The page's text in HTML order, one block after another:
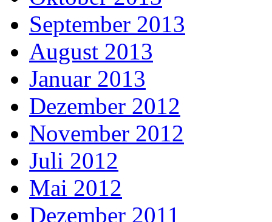
September 2013
August 2013
Januar 2013
Dezember 2012
November 2012
Juli 2012
Mai 2012
Dezember 2011